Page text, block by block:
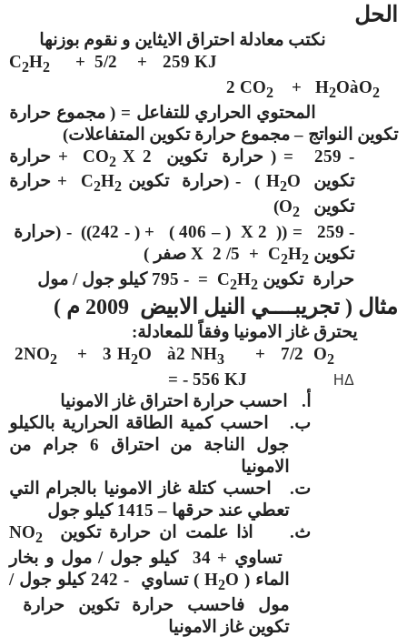
الحل
نكتب معادلة احتراق الايثاين و نقوم بوزنها
259 KJ
+
C2H2
+ 5/2
O2
à
2 CO2 + H2O
المحتوي الحراري للتفاعل = ( مجموع حرارة
تكوين النواتج – مجموع حرارة تكوين المتفاعلات)
- 259 = ( حرارة تكوين
CO2 X 2
+ حرارة
تكوين
H2O ) - (حرارة تكوين C2H2
+ حرارة
تكوين
O2
)
- 259 = ((
( 406 – ) X 2
+ ( - 242)) - (حرارة
تكوين
C2H2
+ 5/ 2
X صفر )
حرارة تكوين
C2H2 = - 795 كيلو جول / مول
مثال ( تجريبــــي النيل الابيض 2009 م )
يحترق غاز الامونيا وفقاً للمعادلة:
2 NH3 + 7/2 O2
à
2NO2 + 3 H2O
Δ
H
= - 556 KJ
أ‌.
احسب حرارة احتراق غاز الامونيا
ب‌.
احسب كمية الطاقة الحرارية بالكيلو
جول الناجة من احتراق 6 جرام من
الامونيا
ت‌.
احسب كتلة غاز الامونيا بالجرام التي
تعطي عند حرقها – 1415 كيلو جول
ث‌.
اذا علمت ان حرارة تكوين NO2
تساوي + 34 كيلو جول / مول و بخار
الماء (
H2O
) تساوي - 242 كيلو جول /
مول فاحسب حرارة تكوين حرارة
تكوين غاز الامونيا